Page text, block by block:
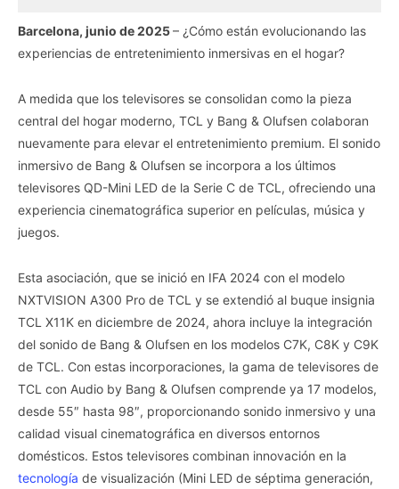
Barcelona, junio de 2025– ¿Cómo están evolucionando las
experiencias de entretenimiento inmersivas en el hogar?
A medida que los televisores se consolidan como la pieza
central del hogar moderno, TCL y Bang & Olufsen colaboran
nuevamente para elevar el entretenimiento premium. El sonido
inmersivo de Bang & Olufsen se incorpora a los últimos
televisores QD-Mini LED de la Serie C de TCL, ofreciendo una
experiencia cinematográfica superior en películas, música y
juegos.
Esta asociación, que se inició en IFA 2024 con el modelo
NXTVISION A300 Pro de TCL y se extendió al buque insignia
TCL X11K en diciembre de 2024, ahora incluye la integración
del sonido de Bang & Olufsen en los modelos C7K, C8K y C9K
de TCL. Con estas incorporaciones, la gama de televisores de
TCL con Audio by Bang & Olufsen comprende ya 17 modelos,
desde 55″ hasta 98″, proporcionando sonido inmersivo y una
calidad visual cinematográfica en diversos entornos
domésticos. Estos televisores combinan innovación en la
tecnología de visualización (Mini LED de séptima generación,